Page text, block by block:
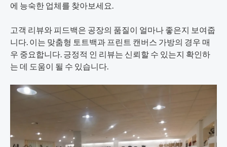
에 능숙한 업체를 찾아보세요.
고객 리뷰와 피드백은 공장의 품질이 얼마나 좋은지 보여줍
니다. 이는 맞춤형 토트백과 프린트 캔버스 가방의 경우 매
우 중요합니다. 긍정적 인 리뷰는 신뢰할 수 있는지 확인하
는 데 도움이 될 수 있습니다.